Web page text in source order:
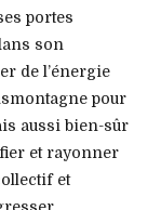
portes
son
de l’énergie
pour
aussi bien-sûr
et rayonner
et